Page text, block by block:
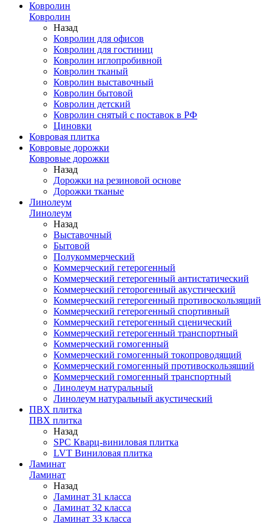
Ковролин
Ковролин
Назад
Ковролин для офисов
Ковролин для гостиниц
Ковролин иглопробивной
Ковролин тканый
Ковролин выставочный
Ковролин бытовой
Ковролин детский
Ковролин снятый с поставок в РФ
Циновки
Ковровая плитка
Ковровые дорожки
Ковровые дорожки
Назад
Дорожки на резиновой основе
Дорожки тканые
Линолеум
Линолеум
Назад
Выставочный
Бытовой
Полукоммерческий
Коммерческий гетерогенный
Коммерческий гетерогенный антистатический
Коммерческий геторогенный акустический
Коммерческий гетерогенный противоскользящий
Коммерческий гетерогенный спортивный
Коммерческий гетерогенный сценический
Коммерческий гетерогенный транспортный
Коммерческий гомогенный
Коммерческий гомогенный токопроводящий
Коммерческий гомогенный противоскользящий
Коммерческий гомогенный транспортный
Линолеум натуральный
Линолеум натуральный акустический
ПВХ плитка
ПВХ плитка
Назад
SPC Кварц-виниловая плитка
LVT Виниловая плитка
Ламинат
Ламинат
Назад
Ламинат 31 класса
Ламинат 32 класса
Ламинат 33 класса